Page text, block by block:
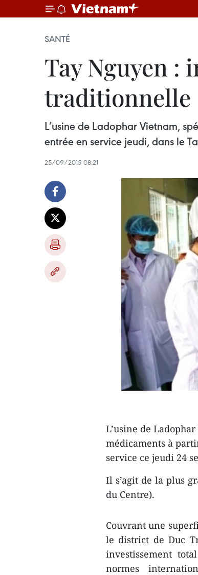
SANTÉ
Tay Nguyen :
traditionnelle
L’usine de Ladophar Vietnam,
entrée en service jeudi, dans le
25/09/2015 08:21
L’usine de
médicaments à
service ce jeudi 24
Il s’agit de la plus
du Centre).
Couvrant une
le district de Duc
investissement
normes